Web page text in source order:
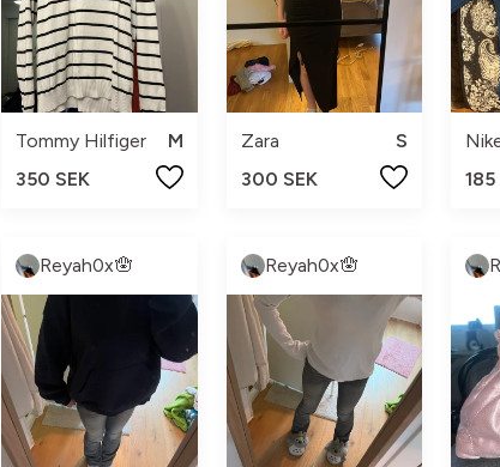
Tommy Hilfiger
M
350 SEK
Zara
S
300 SEK
185
Reyah0x🪬 Reyah0x🪬